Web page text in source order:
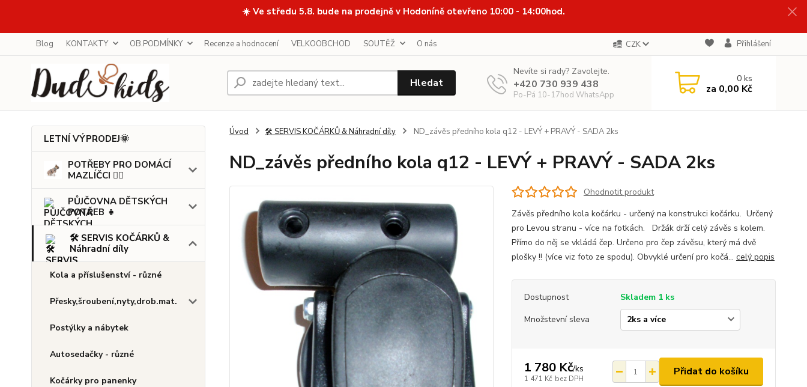
☀️ Ve středu 5.8. bude na prodejně v Hodoníně otevřeno 10:00 - 14:00hod.
Blog KONTAKTY OB.PODMÍNKY Recenze a hodnocení VELKOOBCHOD SOUTĚŽ O nás CZK Přihlášení
Hledat
Nevíte si rady? Zavolejte.
+420 730 939 438
Po-Pá 10-17hod WhatsApp
0ks
za 0,00 Kč
LETNÍ VÝPRODEJ🌞
POTŘEBY PRO DOMÁCÍ
MAZLÍČCI 🐕‍🦺
PŮJČOVNA DĚTSKÝCH
POTŘEB 👧
🛠️ SERVIS KOČÁRKŮ &
Náhradní díly
Kola a příslušenství - různé
Přesky,šroubení,nyty,drob.mat.
Postýlky a nábytek
Autosedačky - různé
Kočárky pro panenky
Úvod 🛠️ SERVIS KOČÁRKŮ & Náhradní díly ND_závěs předního kola q12 - LEVÝ + PRAVÝ - SADA 2ks
ND_závěs předního kola q12 - LEVÝ + PRAVÝ - SADA 2ks
Ohodnotit produkt
Závěs předního kola kočárku - určený na konstrukci kočárku. Určený
pro Levou stranu - více na fotkách. Držák drží celý závěs s kolem.
Přímo do něj se vkládá čep. Určeno pro čep závěsu, který má dvě
plošky !! (více viz foto ze spodu). Obvyklé určení pro kočá... celý popis
Dostupnost
Skladem 1 ks
Množstevní sleva
1 780 Kč/ks
1 471 Kč bez DPH
Přidat do košíku